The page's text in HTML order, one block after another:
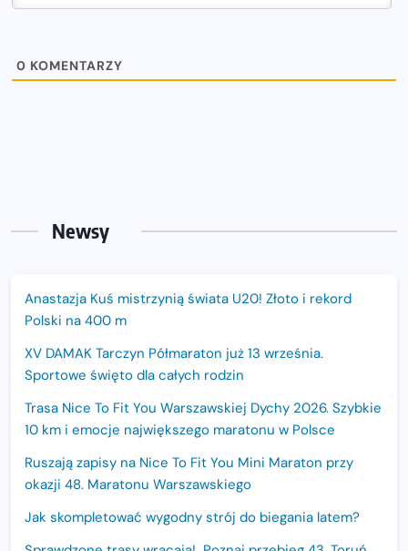
0 KOMENTARZY
Newsy
Anastazja Kuś mistrzynią świata U20! Złoto i rekord
Polski na 400 m
XV DAMAK Tarczyn Półmaraton już 13 września.
Sportowe święto dla całych rodzin
Trasa Nice To Fit You Warszawskiej Dychy 2026. Szybkie
10 km i emocje największego maratonu w Polsce
Ruszają zapisy na Nice To Fit You Mini Maraton przy
okazji 48. Maratonu Warszawskiego
Jak skompletować wygodny strój do biegania latem?